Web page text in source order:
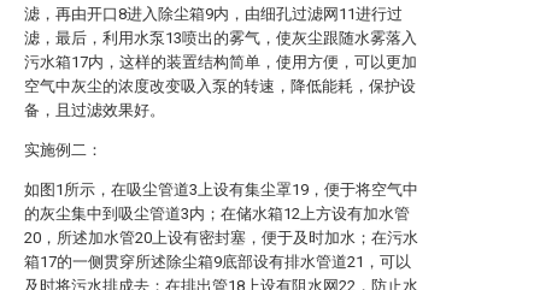
滤，再由开口8进入除尘箱9内，由细孔过滤网11进行过
滤，最后，利用水泵13喷出的雾气，使灰尘跟随水雾落入
污水箱17内，这样的装置结构简单，使用方便，可以更加
空气中灰尘的浓度改变吸入泵的转速，降低能耗，保护设
备，且过滤效果好。
实施例二：
如图1所示，在吸尘管道3上设有集尘罩19，便于将空气中
的灰尘集中到吸尘管道3内；在储水箱12上方设有加水管
20，所述加水管20上设有密封塞，便于及时加水；在污水
箱17的一侧贯穿所述除尘箱9底部设有排水管道21，可以
及时将污水排成去；在排出管18上设有阻水网22，防止水